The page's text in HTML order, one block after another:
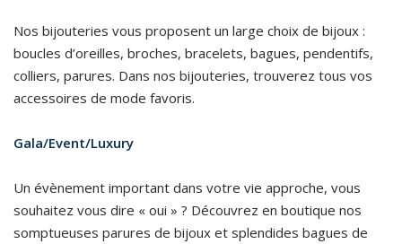
Nos bijouteries vous proposent un large choix de bijoux :
boucles d’oreilles, broches, bracelets, bagues, pendentifs,
colliers, parures. Dans nos bijouteries, trouverez tous vos
accessoires de mode favoris.
Gala/Event/Luxury
Un évènement important dans votre vie approche, vous
souhaitez vous dire « oui » ? Découvrez en boutique nos
somptueuses parures de bijoux et splendides bagues de